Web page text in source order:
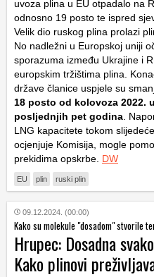
uvoza plina u EU otpadalo na
odnosno 19 posto te ispred
Velik dio ruskog plina prolazi
No nadležni u Europskoj uniji
sporazuma između Ukrajine i
europskim tržištima plina.
države članice uspjele su
18 posto od kolovoza 2022.
posljednjih pet godina .
LNG kapacitete tokom
ocjenjuje Komisija, mogle
prekidima opskrbe. DW
EU plin ruski plin
09.12.2024. (00:00)
Kako su molekule "dosadom" stvorile
Hrupec: Dosadna
Kako plinovi